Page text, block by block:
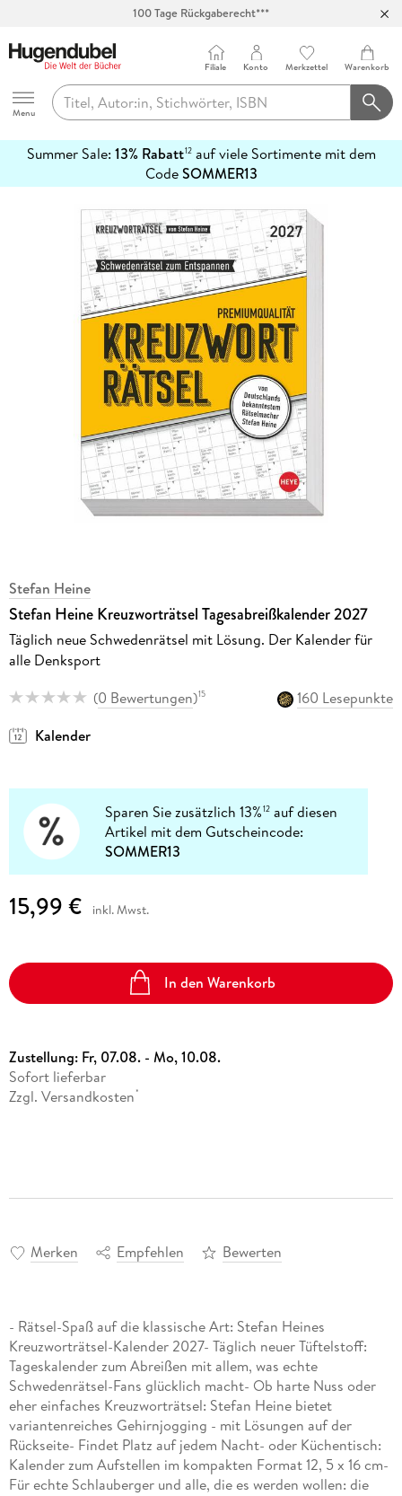
100 Tage Rückgaberecht***
Hugendubel
Menu
Filiale Konto Merkzettel Warenkorb
Summer Sale: 13% Rabatt12auf viele Sortimente mit dem
CodeSOMMER13
erfahren
Stefan Heine
Stefan Heine Kreuzworträtsel Tagesabreißkalender 2027
Täglich neue Schwedenrätsel mit Lösung. Der Kalender für
alle Denksport
(0 Bewertungen)15
160 Lesepunkte
Kalender
Sparen Sie zusätzlich 13%12 auf diesen
Artikel mit dem Gutscheincode:
SOMMER13
15,99 € inkl. Mwst.
In den Warenkorb
Zustellung: Fr, 07.08. - Mo, 10.08.
Sofort lieferbar
Zzgl. Versandkosten *
Merken Empfehlen Bewerten
- Rätsel-Spaß auf die klassische Art: Stefan Heines
Kreuzworträtsel-Kalender 2027- Täglich neuer Tüftelstoff:
Tageskalender zum Abreißen mit allem, was echte
Schwedenrätsel-Fans glücklich macht- Ob harte Nuss oder
eher einfaches Kreuzworträtsel: Stefan Heine bietet
variantenreiches Gehirnjogging - mit Lösungen auf der
Rückseite- Findet Platz auf jedem Nacht- oder Küchentisch:
Kalender zum Aufstellen im kompakten Format 12, 5 x 16 cm-
Für echte Schlauberger und alle, die es werden wollen: die